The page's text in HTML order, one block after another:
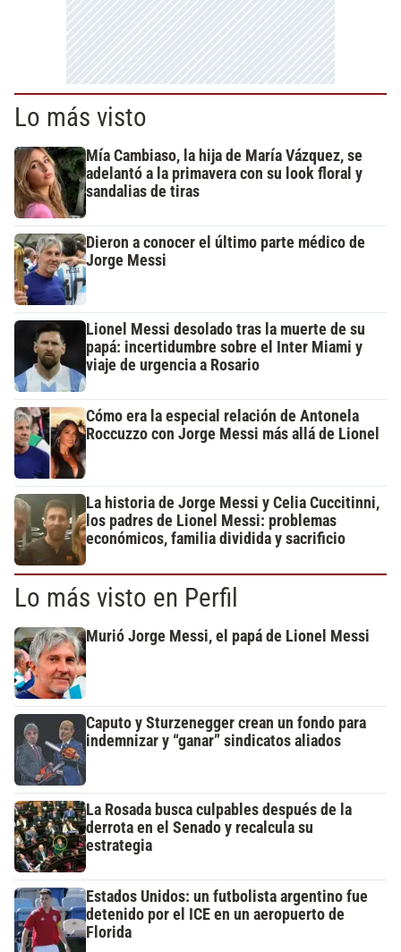
Lo más visto
Mía Cambiaso, la hija de María Vázquez, se
adelantó a la primavera con su look floral y
sandalias de tiras
Dieron a conocer el último parte médico de
Jorge Messi
Lionel Messi desolado tras la muerte de su
papá: incertidumbre sobre el Inter Miami y
viaje de urgencia a Rosario
Cómo era la especial relación de Antonela
Roccuzzo con Jorge Messi más allá de Lionel
La historia de Jorge Messi y Celia Cuccitinni,
los padres de Lionel Messi: problemas
económicos, familia dividida y sacrificio
Lo más visto en Perfil
Murió Jorge Messi, el papá de Lionel Messi
Caputo y Sturzenegger crean un fondo para
indemnizar y “ganar” sindicatos aliados
La Rosada busca culpables después de la
derrota en el Senado y recalcula su
estrategia
Estados Unidos: un futbolista argentino fue
detenido por el ICE en un aeropuerto de
Florida